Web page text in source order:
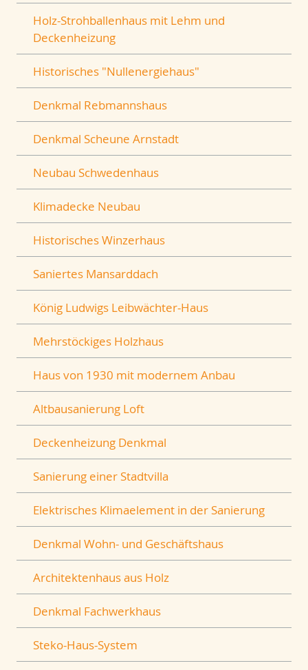
Holz-Strohballenhaus mit Lehm und
Deckenheizung
Historisches "Nullenergiehaus"
Denkmal Rebmannshaus
Denkmal Scheune Arnstadt
Neubau Schwedenhaus
Klimadecke Neubau
Historisches Winzerhaus
Saniertes Mansarddach
König Ludwigs Leibwächter-Haus
Mehrstöckiges Holzhaus
Haus von 1930 mit modernem Anbau
Altbausanierung Loft
Deckenheizung Denkmal
Sanierung einer Stadtvilla
Elektrisches Klimaelement in der Sanierung
Denkmal Wohn- und Geschäftshaus
Architektenhaus aus Holz
Denkmal Fachwerkhaus
Steko-Haus-System